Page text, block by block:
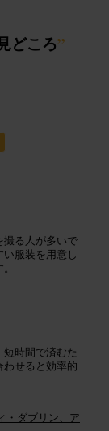
どころ”
撮る人が多いで
服装を用意し
時間で済むた
せると効率的
・ダブリン、ア